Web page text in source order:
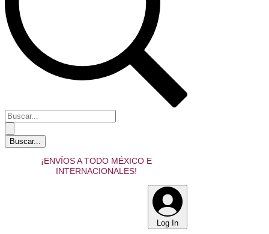
¡ENVÍOS A TODO MÉXICO E
INTERNACIONALES!
Log In